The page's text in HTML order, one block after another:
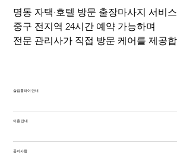
명동 자택·호텔 방문 출장마사지 서비
중구 전지역 24시간 예약 가능하며
전문 관리사가 직접 방문 케어를 제공
슬림홈타이 안내
이용 안내
공지사항